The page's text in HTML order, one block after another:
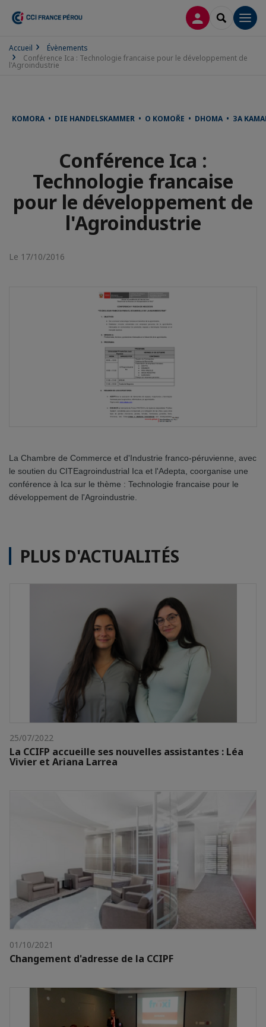
CONNEXION
Accueil
Évènements
Conférence Ica : Technologie francaise pour le développement de
l'Agroindustrie
KOMORA • DIE HANDELSKAMMER • O KOMOŘE • DHOMA • ЗА
Conférence Ica :
Technologie francaise
pour le développement de
l'Agroindustrie
Le 17/10/2016
La Chambre de Commerce et d'Industrie franco-péruvienne, avec
le soutien du CITEagroindustrial Ica et l'Adepta, coorganise une
conférence à Ica sur le thème : Technologie francaise pour le
développement de l'Agroindustrie.
PLUS D'ACTUALITÉS
25/07/2022
La CCIFP accueille ses nouvelles assistantes : Léa
Vivier et Ariana Larrea
01/10/2021
Changement d'adresse de la CCIPF